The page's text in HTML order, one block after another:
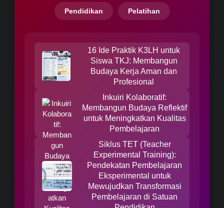
Pendidikan Pelatihan
16 Ide Praktik K3LH untuk
Siswa TKJ: Membangun
Budaya Kerja Aman dan
Profesional
Inkuiri Kolaboratif:
Membangun Budaya Reflektif
untuk Meningkatkan Kualitas
Pembelajaran
Siklus TET (Teacher
Experimental Training):
Pendekatan Pembelajaran
Eksperimental untuk
Mewujudkan Transformasi
Pembelajaran di Satuan